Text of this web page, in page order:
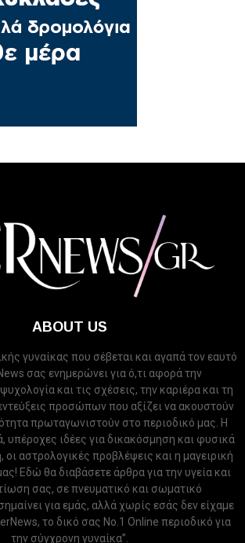
ABOUT US
γυναίκας που σέβεται και αγαπά τον εαυτό
σας ενημερώνει για ό,τι αφορά την
και τις σχέσεις, την καριέρα και τη
προσώπων που αξίζει να ακουστούν
πρωταγωνιστούν στο περιοδικό μας. Η
υπέροχες ιδέες για δικακόσμηση και φυσικά
οι αστρολογικές προβλέψεις και η μαγειρική
Εδώ θα διαβάσετε άρθρα για την υγεία και
σας, σε πνευματικό και σωματικό
για εμάς, αλλά χωρίς εσάς δεν είχαμε
το δικό σας Νo.1 Online περιοδικό για
την σύγχρονη γυναίκα”.